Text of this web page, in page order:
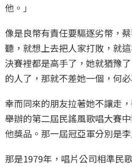
他。」
像是良幣有責任要驅逐劣幣，
聽，就想上去把人家打敗，就
決賽裡都是高手了，她就猶豫
的人了，那就不差她一個，何
幸而同來的朋友拉著她不讓走
舉辦的第二屆民謠風歌唱大賽
他獎品。那一屆冠亞軍分別是
那是1979年，唱片公司相準民